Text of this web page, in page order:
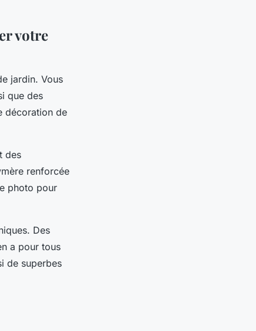
votre
jardin. Vous
que des
décoration de
des
renforcée
photo pour
Des
a pour tous
de superbes